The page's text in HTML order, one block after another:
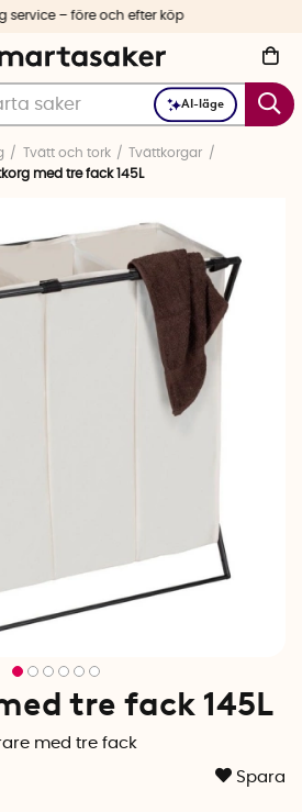
AI-läge
service – före och efter köp
Tvätt och tork
Tvättkorgar
med tre fack 145L
tre fack 145L
med tre fack
Spara